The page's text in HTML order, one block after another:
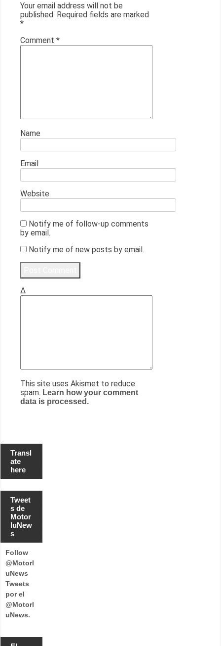
Your email address will not be
published. Required fields are marked
*
Comment *
Name
Email
Website
Notify me of follow-up comments
by email.
Notify me of new posts by email.
Δ
This site uses Akismet to reduce
spam. Learn how your comment
data is processed.
Transl
ate
here
Tweet
s de
Motor
luNew
s
Follow
@Motorl
uNews
Tweets
por el
@Motorl
uNews.